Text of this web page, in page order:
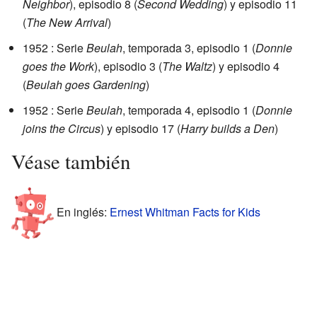
Neighbor), episodio 8 (Second Wedding) y episodio 11
(The New Arrival)
1952 : SerieBeulah, temporada 3, episodio 1 (Donnie
goes the Work), episodio 3 (The Waltz) y episodio 4
(Beulah goes Gardening)
1952 : SerieBeulah, temporada 4, episodio 1 (Donnie
joins the Circus) y episodio 17 (Harry builds a Den)
Véase también
En inglés: Ernest Whitman Facts for Kids